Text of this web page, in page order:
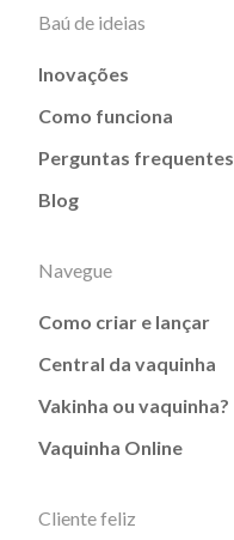
Baú de ideias
Inovações
Como funciona
Perguntas frequentes
Blog
Navegue
Como criar e lançar
Central da vaquinha
Vakinha ou vaquinha?
Vaquinha Online
Cliente feliz